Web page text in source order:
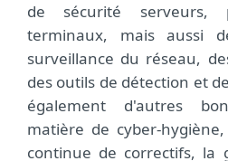
de sécurité serveurs,
terminaux, mais aussi
surveillance du réseau,
des outils de détection et
également d'autres
matière de cyber-
continue de correctifs, la